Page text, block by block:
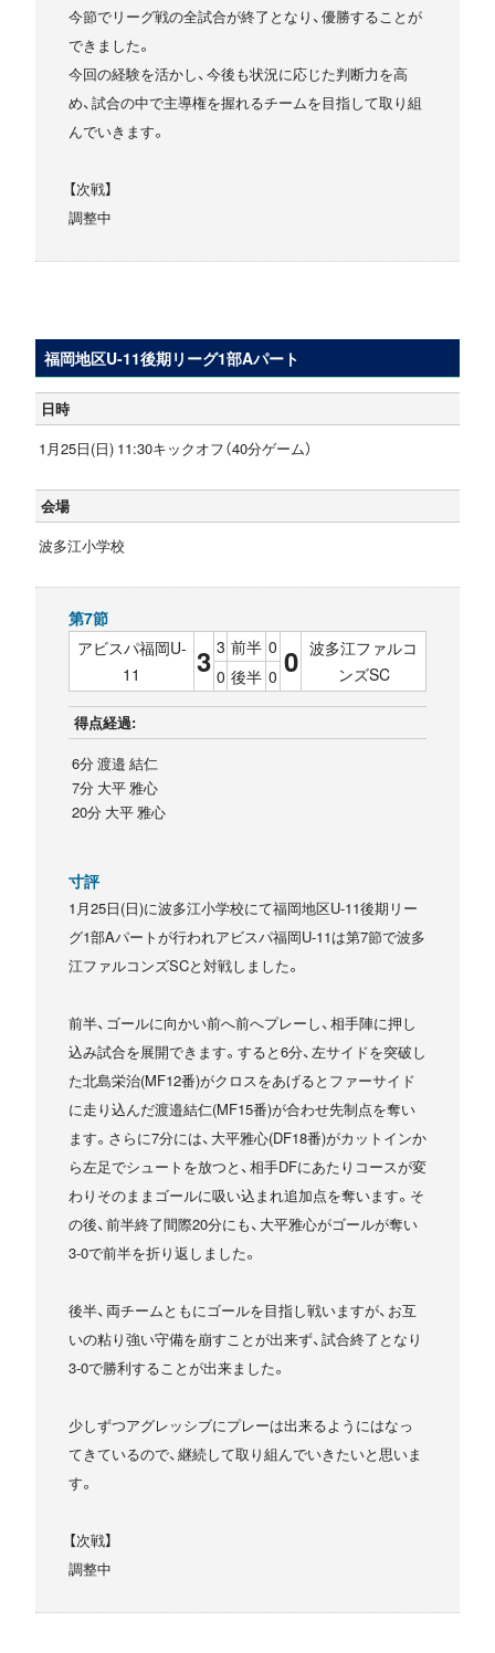
今節でリーグ戦の全試合が終了となり、優勝することが
できました。
今回の経験を活かし、今後も状況に応じた判断力を高
め、試合の中で主導権を握れるチームを目指して取り組
んでいきます。
【次戦】
調整中
福岡地区U-11後期リーグ1部Aパート
日時
1月25日(日) 11:30キックオフ（40分ゲーム）
会場
波多江小学校
第7節
アビスパ福岡U-
11
3 3 前半 0 0 波多江ファルコ
ンズSC
0 後半 0
得点経過:
6分 渡邉 結仁
7分 大平 雅心
20分 大平 雅心
寸評
1月25日(日)に波多江小学校にて福岡地区U-11後期リー
グ1部Aパートが行われアビスパ福岡U-11は第7節で波多
江ファルコンズSCと対戦しました。
前半、ゴールに向かい前へ前へプレーし、相手陣に押し
込み試合を展開できます。すると6分、左サイドを突破し
た北島栄治(MF12番)がクロスをあげるとファーサイド
に走り込んだ渡邉結仁(MF15番)が合わせ先制点を奪い
ます。さらに7分には、大平雅心(DF18番)がカットインか
ら左足でシュートを放つと、相手DFにあたりコースが変
わりそのままゴールに吸い込まれ追加点を奪います。そ
の後、前半終了間際20分にも、大平雅心がゴールが奪い
3-0で前半を折り返しました。
後半、両チームともにゴールを目指し戦いますが、お互
いの粘り強い守備を崩すことが出来ず、試合終了となり
3-0で勝利することが出来ました。
少しずつアグレッシブにプレーは出来るようにはなっ
てきているので、継続して取り組んでいきたいと思いま
す。
【次戦】
調整中